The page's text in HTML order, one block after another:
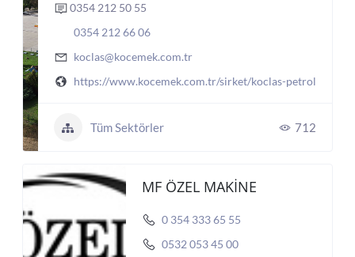
0354 212 50 55
0354 212 66 06
koclas@kocemek.com.tr
https://www.kocemek.com.tr/sirket/koclas-petrol
Tüm Sektörler 712
MF ÖZEL MAKİNE
0 354 333 65 55
0532 053 45 00